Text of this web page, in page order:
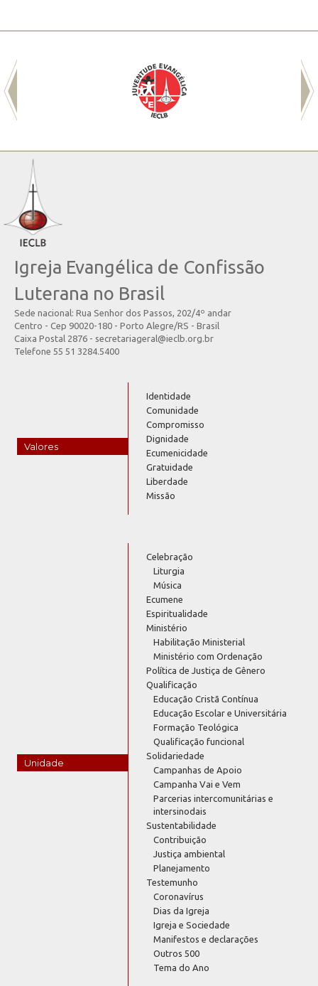
Igreja Evangélica de Confissão
Luterana no Brasil
Sede nacional: Rua Senhor dos Passos, 202/4º andar
Centro - Cep 90020-180 - Porto Alegre/RS - Brasil
Caixa Postal 2876 - secretariageral@ieclb.org.br
Telefone 55 51 3284.5400
Valores
Identidade
Comunidade
Compromisso
Dignidade
Ecumenicidade
Gratuidade
Liberdade
Missão
Unidade
Celebração
Liturgia
Música
Ecumene
Espiritualidade
Ministério
Habilitação Ministerial
Ministério com Ordenação
Política de Justiça de Gênero
Qualificação
Educação Cristã Contínua
Educação Escolar e Universitária
Formação Teológica
Qualificação funcional
Solidariedade
Campanhas de Apoio
Campanha Vai e Vem
Parcerias intercomunitárias e
intersinodais
Sustentabilidade
Contribuição
Justiça ambiental
Planejamento
Testemunho
Coronavírus
Dias da Igreja
Igreja e Sociedade
Manifestos e declarações
Outros 500
Tema do Ano